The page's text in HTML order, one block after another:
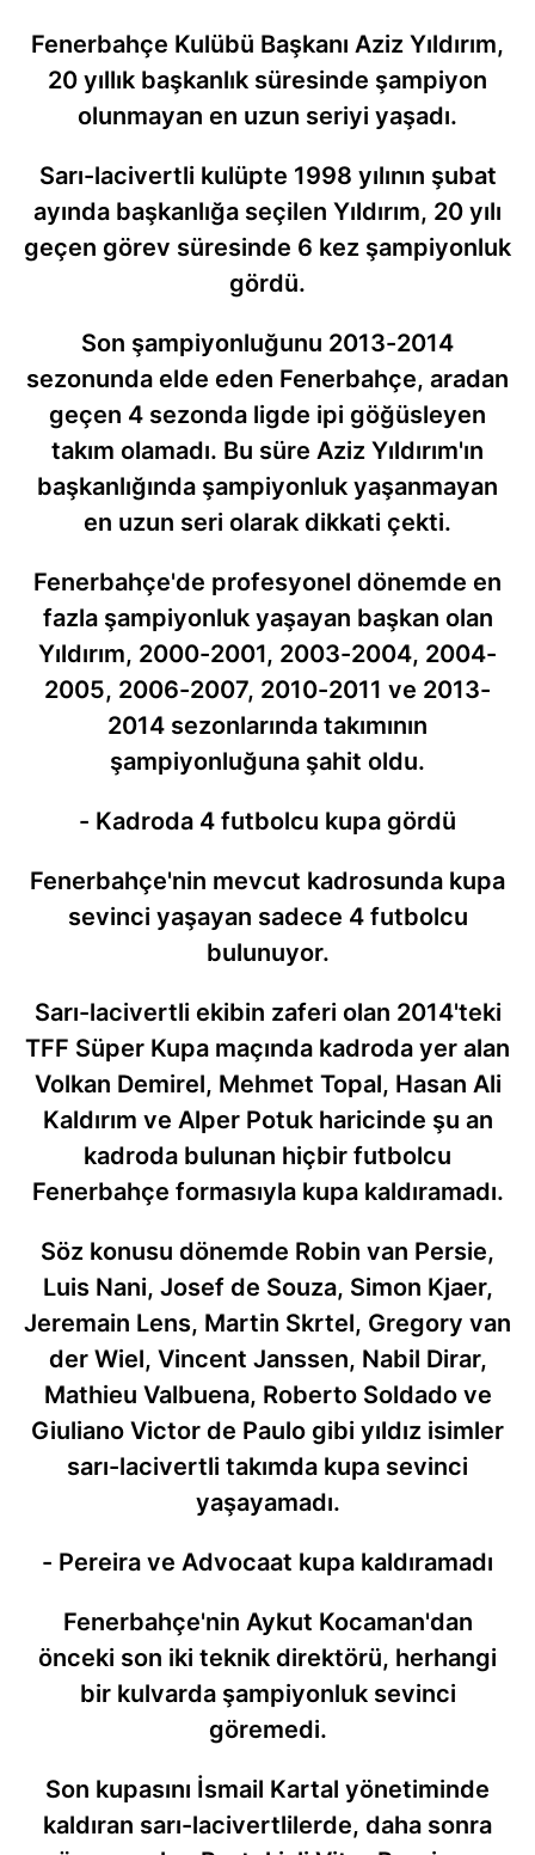
Fenerbahçe Kulübü Başkanı Aziz Yıldırım,
20 yıllık başkanlık süresinde şampiyon
olunmayan en uzun seriyi yaşadı.
Sarı-lacivertli kulüpte 1998 yılının şubat
ayında başkanlığa seçilen Yıldırım, 20 yılı
geçen görev süresinde 6 kez şampiyonluk
gördü.
Son şampiyonluğunu 2013-2014
sezonunda elde eden Fenerbahçe, aradan
geçen 4 sezonda ligde ipi göğüsleyen
takım olamadı. Bu süre Aziz Yıldırım'ın
başkanlığında şampiyonluk yaşanmayan
en uzun seri olarak dikkati çekti.
Fenerbahçe'de profesyonel dönemde en
fazla şampiyonluk yaşayan başkan olan
Yıldırım, 2000-2001, 2003-2004, 2004-
2005, 2006-2007, 2010-2011 ve 2013-
2014 sezonlarında takımının
şampiyonluğuna şahit oldu.
- Kadroda 4 futbolcu kupa gördü
Fenerbahçe'nin mevcut kadrosunda kupa
sevinci yaşayan sadece 4 futbolcu
bulunuyor.
Sarı-lacivertli ekibin zaferi olan 2014'teki
TFF Süper Kupa maçında kadroda yer alan
Volkan Demirel, Mehmet Topal, Hasan Ali
Kaldırım ve Alper Potuk haricinde şu an
kadroda bulunan hiçbir futbolcu
Fenerbahçe formasıyla kupa kaldıramadı.
Söz konusu dönemde Robin van Persie,
Luis Nani, Josef de Souza, Simon Kjaer,
Jeremain Lens, Martin Skrtel, Gregory van
der Wiel, Vincent Janssen, Nabil Dirar,
Mathieu Valbuena, Roberto Soldado ve
Giuliano Victor de Paulo gibi yıldız isimler
sarı-lacivertli takımda kupa sevinci
yaşayamadı.
- Pereira ve Advocaat kupa kaldıramadı
Fenerbahçe'nin Aykut Kocaman'dan
önceki son iki teknik direktörü, herhangi
bir kulvarda şampiyonluk sevinci
göremedi.
Son kupasını İsmail Kartal yönetiminde
kaldıran sarı-lacivertlilerde, daha sonra